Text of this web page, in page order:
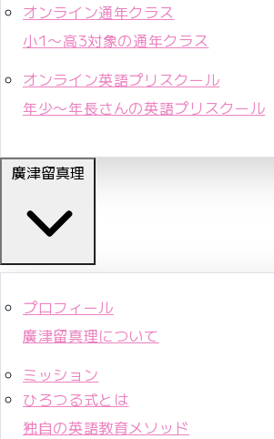
オンライン通年クラス
小1〜高3対象の通年クラス
オンライン英語プリスクール
年少〜年長さんの英語プリスクール
廣津留真理
プロフィール
廣津留真理について
ミッション
ひろつる式とは
独自の英語教育メソッド